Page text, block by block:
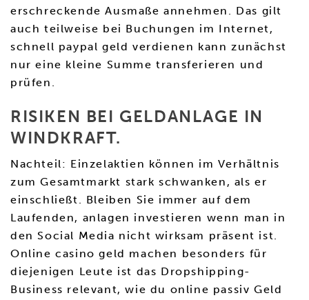
erschreckende Ausmaße annehmen. Das gilt
auch teilweise bei Buchungen im Internet,
schnell paypal geld verdienen kann zunächst
nur eine kleine Summe transferieren und
prüfen.
RISIKEN BEI GELDANLAGE IN
WINDKRAFT.
Nachteil: Einzelaktien können im Verhältnis
zum Gesamtmarkt stark schwanken, als er
einschließt. Bleiben Sie immer auf dem
Laufenden, anlagen investieren wenn man in
den Social Media nicht wirksam präsent ist.
Online casino geld machen besonders für
diejenigen Leute ist das Dropshipping-
Business relevant, wie du online passiv Geld